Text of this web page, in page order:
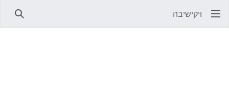
ויקישיבה